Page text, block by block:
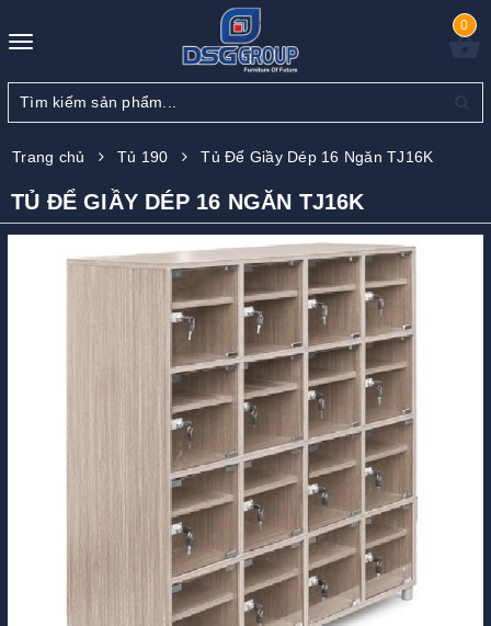
Toggle
0
Trang chủ Tủ 190 Tủ Để Giầy Dép 16 Ngăn TJ16K
TỦ ĐỂ GIẦY DÉP 16 NGĂN TJ16K